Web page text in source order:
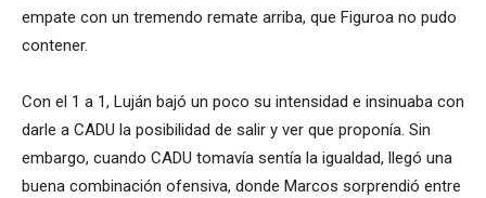
empate con un tremendo remate arriba, que Figuroa no pudo
contener.
Con el 1 a 1, Luján bajó un poco su intensidad e insinuaba con
darle a CADU la posibilidad de salir y ver que proponía. Sin
embargo, cuando CADU tomavía sentía la igualdad, llegó una
buena combinación ofensiva, donde Marcos sorprendió entre